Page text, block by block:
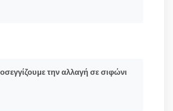
την αλλαγή σε σιφώνι